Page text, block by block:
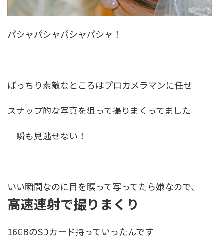
パシャパシャパシャパシャ！
ばっちり素敵なところはプロカメラマンに任せ
スナップ的な写真を狙って撮りまくってました
一瞬も見逃せない！
いい瞬間なのに目を瞑って写ってたら嫌なので、
高速連射で撮りまくり
16GBのSDカード持っていったんです